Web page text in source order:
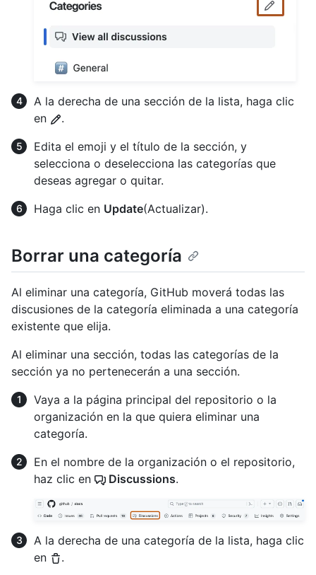
A la derecha de una sección de la lista, haga clic
en
.
Edita el emoji y el título de la sección, y
selecciona o deselecciona las categorías que
deseas agregar o quitar.
Haga clic en Update(Actualizar).
Borrar una categoría
Al eliminar una categoría, GitHub moverá todas las
discusiones de la categoría eliminada a una categoría
existente que elija.
Al eliminar una sección, todas las categorías de la
sección ya no pertenecerán a una sección.
Vaya a la página principal del repositorio o la
organización en la que quiera eliminar una
categoría.
En el nombre de la organización o el repositorio,
haz clic en
Discussions.
A la derecha de una categoría de la lista, haga clic
en
.